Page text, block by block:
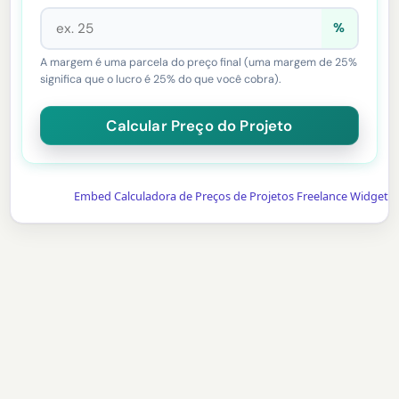
%
A margem é uma parcela do preço final (uma margem de 25%
significa que o lucro é 25% do que você cobra).
Embed Calculadora de Preços de Projetos Freelance Widget